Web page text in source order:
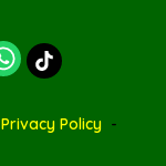
Privacy Policy